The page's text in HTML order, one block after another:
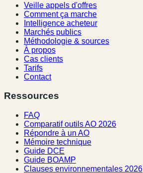
Veille appels d'offres
Comment ça marche
Intelligence acheteur
Marchés publics
Méthodologie & sources
À propos
Cas clients
Tarifs
Contact
Ressources
FAQ
Comparatif outils AO 2026
Répondre à un AO
Mémoire technique
Guide DCE
Guide BOAMP
Clauses environnementales 2026